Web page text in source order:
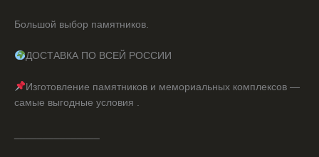
Большой выбор памятников.
ДОСТАВКА ПО ВСЕЙ РОССИИ
Изготовление памятников и мемориальных комплексов —
самые выгодные условия .